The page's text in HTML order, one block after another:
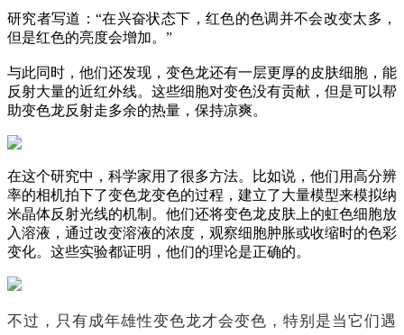
研究者写道：“在兴奋状态下，红色的色调并不会改变太多，
但是红色的亮度会增加。”
与此同时，他们还发现，变色龙还有一层更厚的皮肤细胞，能
反射大量的近红外线。这些细胞对变色没有贡献，但是可以帮
助变色龙反射走多余的热量，保持凉爽。
在这个研究中，科学家用了很多方法。比如说，他们用高分辨
率的相机拍下了变色龙变色的过程，建立了大量模型来模拟纳
米晶体反射光线的机制。他们还将变色龙皮肤上的虹色细胞放
入溶液，通过改变溶液的浓度，观察细胞肿胀或收缩时的色彩
变化。这些实验都证明，他们的理论是正确的。
不过，只有成年雄性变色龙才会变色，特别是当它们遇